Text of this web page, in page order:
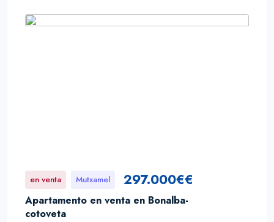
en venta Mutxamel 297.000€€
Apartamento en venta en Bonalba-
cotoveta